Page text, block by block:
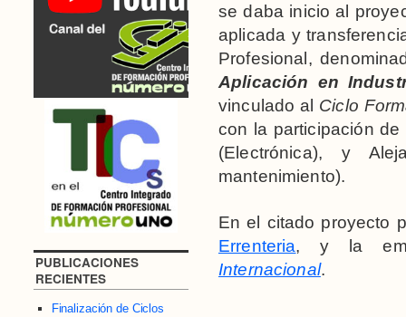
se daba inicio al
aplicada y
Profesional,
Aplicación en
vinculado al Ciclo
con la participación
(Electrónica), y
mantenimiento).
En el citado proyecto
Errenteria, y la
Internacional.
PUBLICACIONES
RECIENTES
Finalización de Ciclos